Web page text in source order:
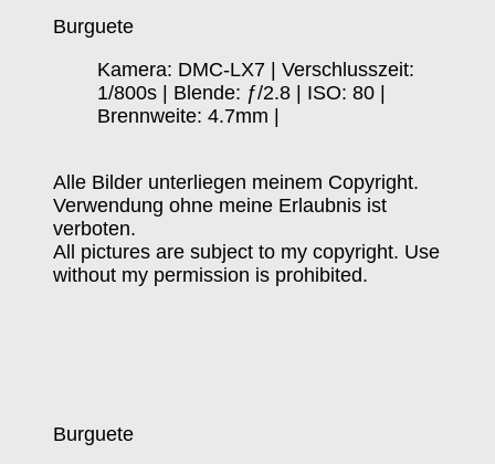
Burguete
Kamera: DMC-LX7 | Verschlusszeit:
1/800s | Blende: ƒ/2.8 | ISO: 80 |
Brennweite: 4.7mm |
Alle Bilder unterliegen meinem Copyright.
Verwendung ohne meine Erlaubnis ist
verboten.
All pictures are subject to my copyright. Use
without my permission is prohibited.
Burguete